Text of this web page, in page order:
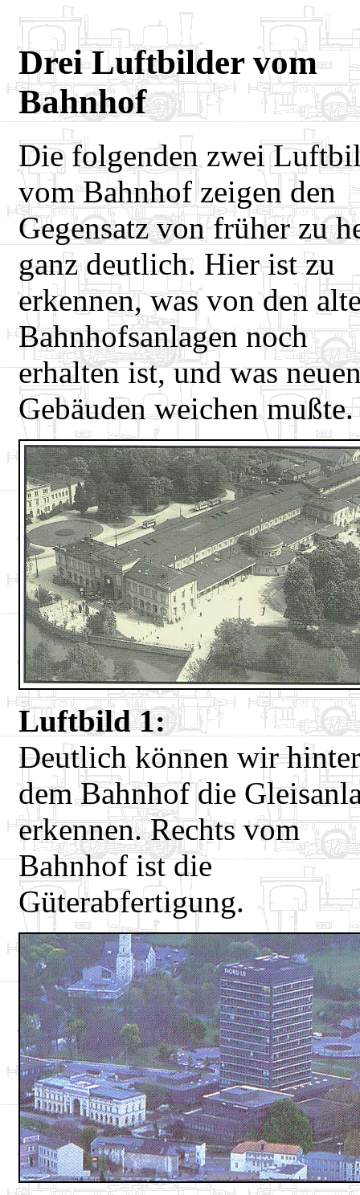
Drei Luftbilder vom
Bahnhof
Die folgenden zwei
vom Bahnhof zeigen den
Gegensatz von früher zu
ganz deutlich. Hier ist zu
erkennen, was von den
Bahnhofsanlagen noch
erhalten ist, und was
Gebäuden weichen mußte.
Luftbild 1:
Deutlich können wir hinter
dem Bahnhof die
erkennen. Rechts vom
Bahnhof ist die
Güterabfertigung.